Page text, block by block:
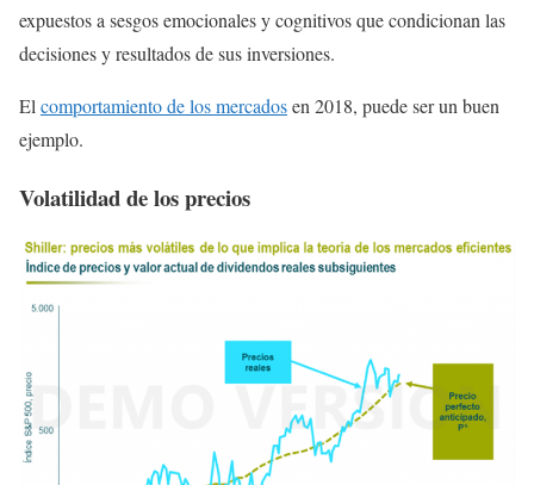
expuestos a sesgos emocionales y cognitivos que condicionan las
decisiones y resultados de sus inversiones.
El comportamiento de los mercadosen 2018, puede ser un buen
ejemplo.
Volatilidad de los precios